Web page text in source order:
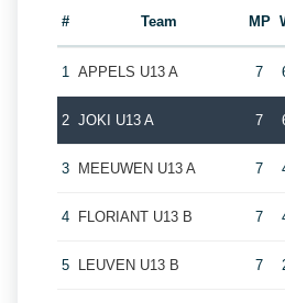
# Team MP
1 APPELS U13 A 7
2 JOKI U13 A 7
3 MEEUWEN U13 A 7
4 FLORIANT U13 B 7
5 LEUVEN U13 B 7